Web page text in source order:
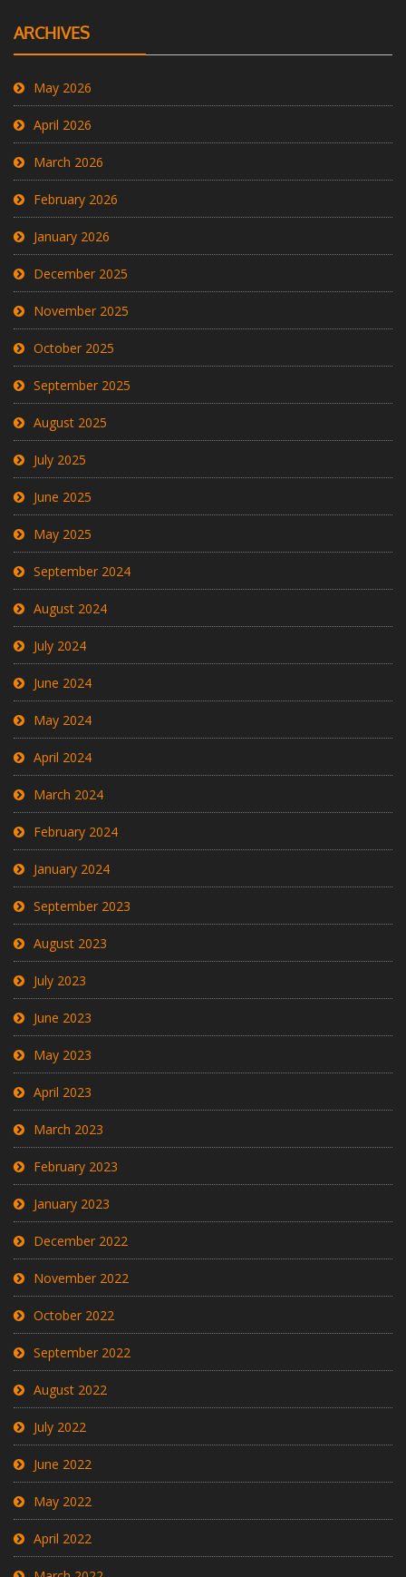
ARCHIVES
May 2026
April 2026
March 2026
February 2026
January 2026
December 2025
November 2025
October 2025
September 2025
August 2025
July 2025
June 2025
May 2025
September 2024
August 2024
July 2024
June 2024
May 2024
April 2024
March 2024
February 2024
January 2024
September 2023
August 2023
July 2023
June 2023
May 2023
April 2023
March 2023
February 2023
January 2023
December 2022
November 2022
October 2022
September 2022
August 2022
July 2022
June 2022
May 2022
April 2022